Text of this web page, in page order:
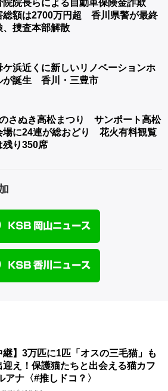
院院長らによる自動車保険金詐欺
総額は2700万円超 香川県警が最終
、捜査本部解散
ケ浜近くに新しいリノベーションホ
が誕生 香川・三豊市
さぬき高松まつり サンポート高松
場に24連が総おどり 花火有料観覧
残り350席
継】3万匹に1匹「オスの三毛猫」も
迎え！保護猫たちと出会える猫カフ
アナ〈#推しドコ？〉